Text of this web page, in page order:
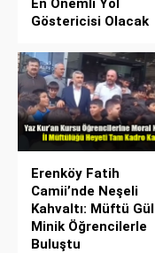
En Önemli Yol
Göstericisi Olacak
Erenköy Fatih
Camii’nde Neşeli
Kahvaltı: Müftü Gül
Minik Öğrencilerle
Buluştu